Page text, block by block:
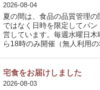
2026-08-04
夏の間は、食品の品質管理の
ではなく日時を限定してパン
営しています。毎週水曜日木
ら18時のみ開催（無人利用の
宅食をお届けしました
2026-08-03